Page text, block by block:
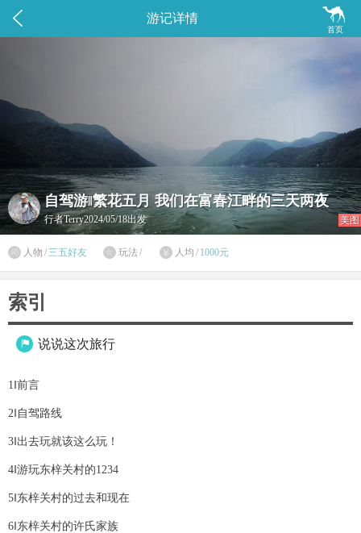
 
首页
游记详情
自驾游‖繁花五月 我们在富春江畔的三天两夜
行者Terry2024/05/18出发 美图
 人物 / 三五好友  玩法 /  人均 / 1000元
索引
 说说这次旅行
1‖前言
2‖自驾路线
3‖出去玩就该这么玩！
4‖游玩东梓关村的1234
5‖东梓关村的过去和现在
6‖东梓关村的许氏家族